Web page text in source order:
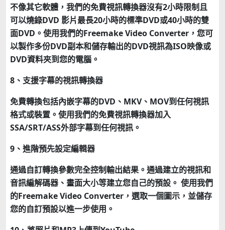
不像其它軟體，我們的免費視訊轉換器沒有2小時限制且
可以燒錄DVD 影片最長20小時的標準DVD或40小時的雙
面DVD。使用我們的Freemake Video Converter，您可
以製作多份DVD副本和儲存輸出的DVD視訊為ISO映像或
DVD資料夾到您的電腦。
8、支援字幕的視訊轉換器
免費轉換包括內嵌字幕的DVD、MKV、MOV到任何視訊
格式或裝置。使用我們的免費視訊轉換器加入
SSA/SRT/ASS外部字幕到任何視訊。
9、進階預先設定編輯器
通過自訂轉換參數完全控制輸出結果。通過建立的視訊和
音訊編解碼器、畫面大小等建立您自己的預設。 使用我們
的Freemake Video Converter，選取一個圖示，並儲存
您的自訂預設以進一步使用。